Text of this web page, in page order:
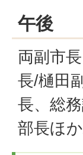
午後
両副市
長/樋田
長、総
部長ほ